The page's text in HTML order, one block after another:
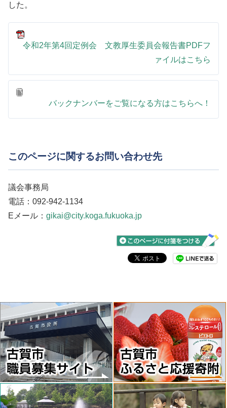
した。
令和2年第4回定例会 文教厚生委員会報告書PDFフ
ァイルはこちら
バックナンバーをご覧になる方はこちらへ！
このページに関するお問い合わせ先
議会事務局
電話：092-942-1134
Eメール： gikai@city.koga.fukuoka.jp